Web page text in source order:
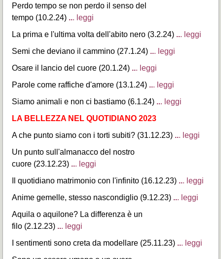
Perdo tempo se non perdo il senso del
tempo (10.2.24) ... leggi
La prima e l'ultima volta dell'abito nero (3.2.24) ... leggi
Semi che deviano il cammino (27.1.24) ... leggi
Osare il lancio del cuore (20.1.24) ... leggi
Parole come raffiche d'amore (13.1.24) ... leggi
Siamo animali e non ci bastiamo (6.1.24) ... leggi
LA BELLEZZA NEL QUOTIDIANO 2023
A che punto siamo con i torti subiti? (31.12.23) ... leggi
Un punto sull'almanacco del nostro
cuore (23.12.23) ... leggi
Il quotidiano matrimonio con l'infinito (16.12.23) ... leggi
Anime gemelle, stesso nascondiglio (9.12.23) ... leggi
Aquila o aquilone? La differenza è un
filo (2.12.23) ... leggi
I sentimenti sono creta da modellare (25.11.23) ... leggi